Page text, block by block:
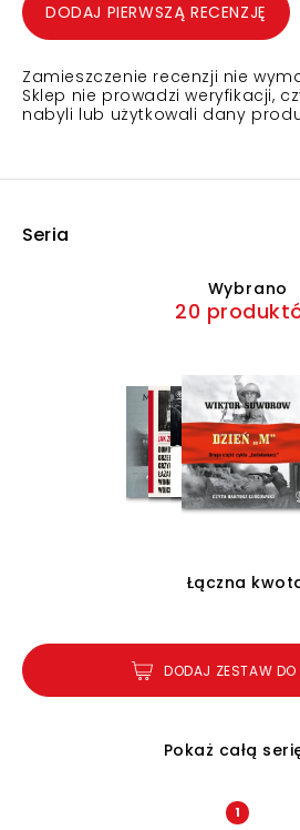
DODAJ PIERWSZĄ RECENZJĘ
Zamieszczenie recenzji nie
Sklep nie prowadzi weryfikacji,
nabyli lub użytkowali dany
Seria
Wybrano
20
Łączna
DODAJ ZESTAW DO
Pokaż całą
1